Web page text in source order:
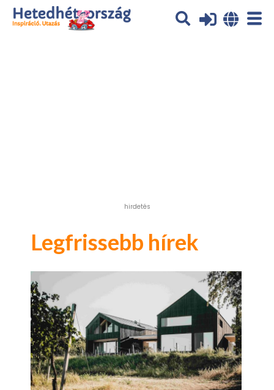
Az oldal sütiket (cookies) használ. További tájékoztatás itt:
Adatvédelmi tájékoztató
hirdetés
Legfrissebb hírek